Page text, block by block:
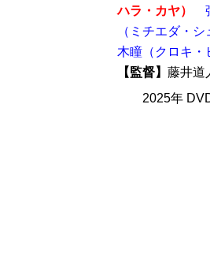
ハラ・カヤ）
（ミチエダ・
木瞳（クロキ・
【監督】 藤井
2025年